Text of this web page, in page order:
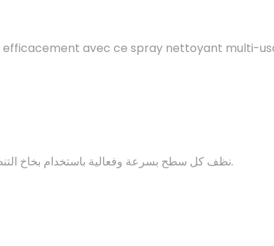
avec ce spray nettoyant multi-
نظف كل سطح بسرعة وفعالية باستخدام بخاخ التنظيف متعدد الاستخدامات الفعال من ذا بينك ستاف.